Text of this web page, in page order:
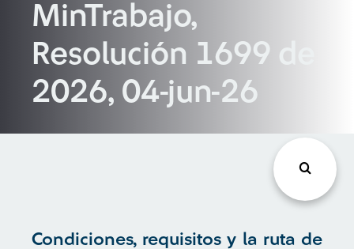
BuscarMinTrabajo,
Resolución 1699 de
2026, 04-jun-26
Condiciones, requisitos y la ruta de